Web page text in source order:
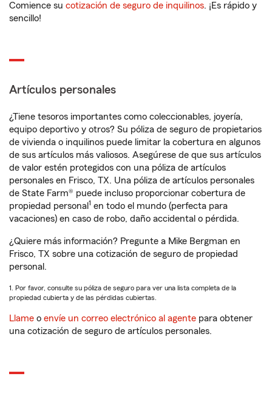
Comience su cotización de seguro de inquilinos. ¡Es rápido y
sencillo!
Artículos personales
¿Tiene tesoros importantes como coleccionables, joyería,
equipo deportivo y otros? Su póliza de seguro de propietarios
de vivienda o inquilinos puede limitar la cobertura en algunos
de sus artículos más valiosos. Asegúrese de que sus artículos
de valor estén protegidos con una póliza de artículos
personales en Frisco, TX. Una póliza de artículos personales
de State Farm® puede incluso proporcionar cobertura de
propiedad personal 1 en todo el mundo (perfecta para
vacaciones) en caso de robo, daño accidental o pérdida.
¿Quiere más información? Pregunte a Mike Bergman en
Frisco, TX sobre una cotización de seguro de propiedad
personal.
1. Por favor, consulte su póliza de seguro para ver una lista completa de la
propiedad cubierta y de las pérdidas cubiertas.
Llame o envíe un correo electrónico al agente para obtener
una cotización de seguro de artículos personales.